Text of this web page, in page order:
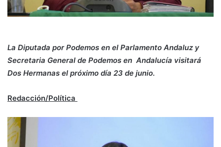
La Diputada por Podemos en el Parlamento Andaluz y
Secretaria General de Podemos en Andalucía visitará
Dos Hermanas el próximo día 23 de junio.
Redacción/Política